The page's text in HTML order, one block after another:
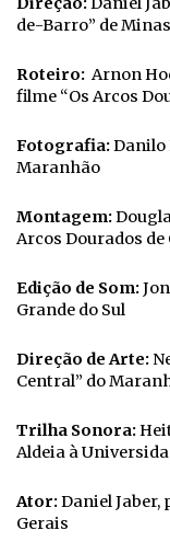
de-Barro” de
Roteiro: Arnon
filme “Os Arcos
Fotografia:Danilo
Maranhão
Montagem:
Arcos Dourados
Edição de Som:
Grande do Sul
Direção de Arte:
Central” do
Trilha Sonora:
Aldeia à
Ator:Daniel Jaber,
Gerais